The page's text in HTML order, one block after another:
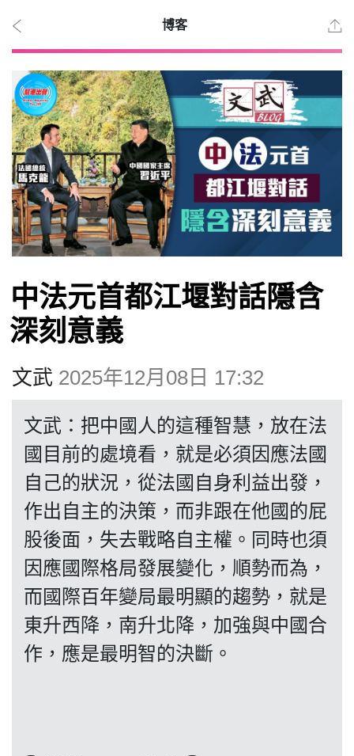
2026
年 8
月 7
日
時事
觀點
投票
視頻
昔日
系列
活動
博客
中法元首都江堰對話隱含
深刻意義
文武 2025年12月08日 17:32
文武：把中國人的這種智慧，放在法
國目前的處境看，就是必須因應法國
自己的狀況，從法國自身利益出發，
作出自主的決策，而非跟在他國的屁
股後面，失去戰略自主權。同時也須
因應國際格局發展變化，順勢而為，
而國際百年變局最明顯的趨勢，就是
東升西降，南升北降，加強與中國合
作，應是最明智的決斷。